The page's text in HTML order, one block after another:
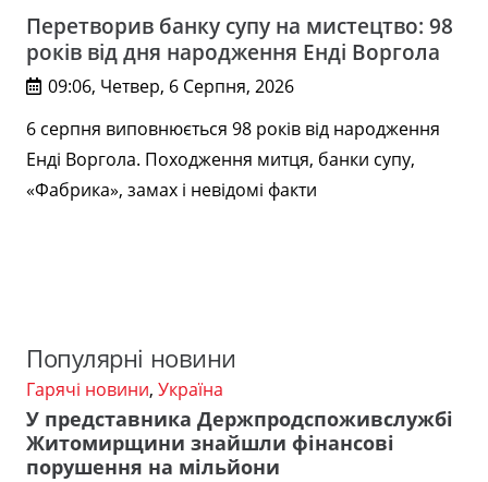
Перетворив банку супу на мистецтво: 98
років від дня народження Енді Воргола
09:06, Четвер, 6 Серпня, 2026
6 серпня виповнюється 98 років від народження
Енді Воргола. Походження митця, банки супу,
«Фабрика», замах і невідомі факти
Популярні новини
Гарячі новини, Україна
У представника Держпродспоживслужбі
Житомирщини знайшли фінансові
порушення на мільйони